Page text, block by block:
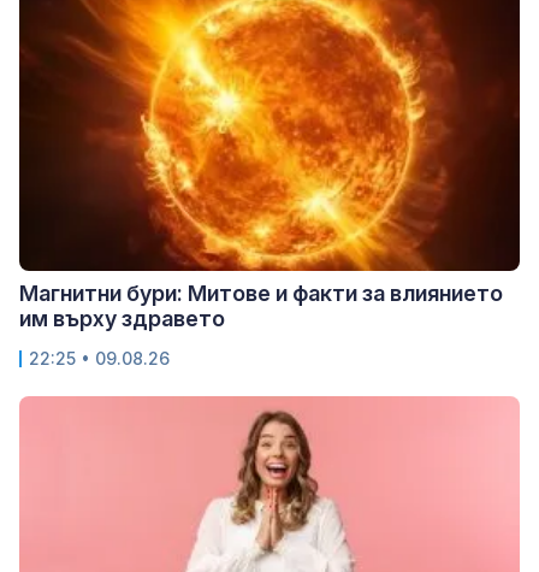
Магнитни бури: Митове и факти за влиянието
им върху здравето
22:25 • 09.08.26